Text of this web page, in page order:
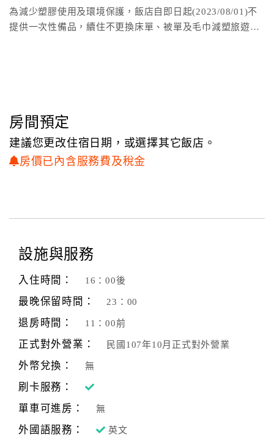
滿
意
管
戶
客
服
絡
單
Line
上
客
服
為減少塑膠使用及環境保護，飯店自即日起(2023/08/01)不
提供一次性備品，續住不更換床單、被單及毛巾減塑旅遊，
房間預定
建議您更改住宿日期，或選擇其它飯店。
房價已內含服務費及稅金
設施與服務
入住時間： 16：00後
最晚保留時間： 23：00
退房時間： 11：00前
正式對外營業： 民國107年10月正式對外營業
外幣兌換： 無
刷卡服務：
單車可進房：
無
外國語服務： 英文